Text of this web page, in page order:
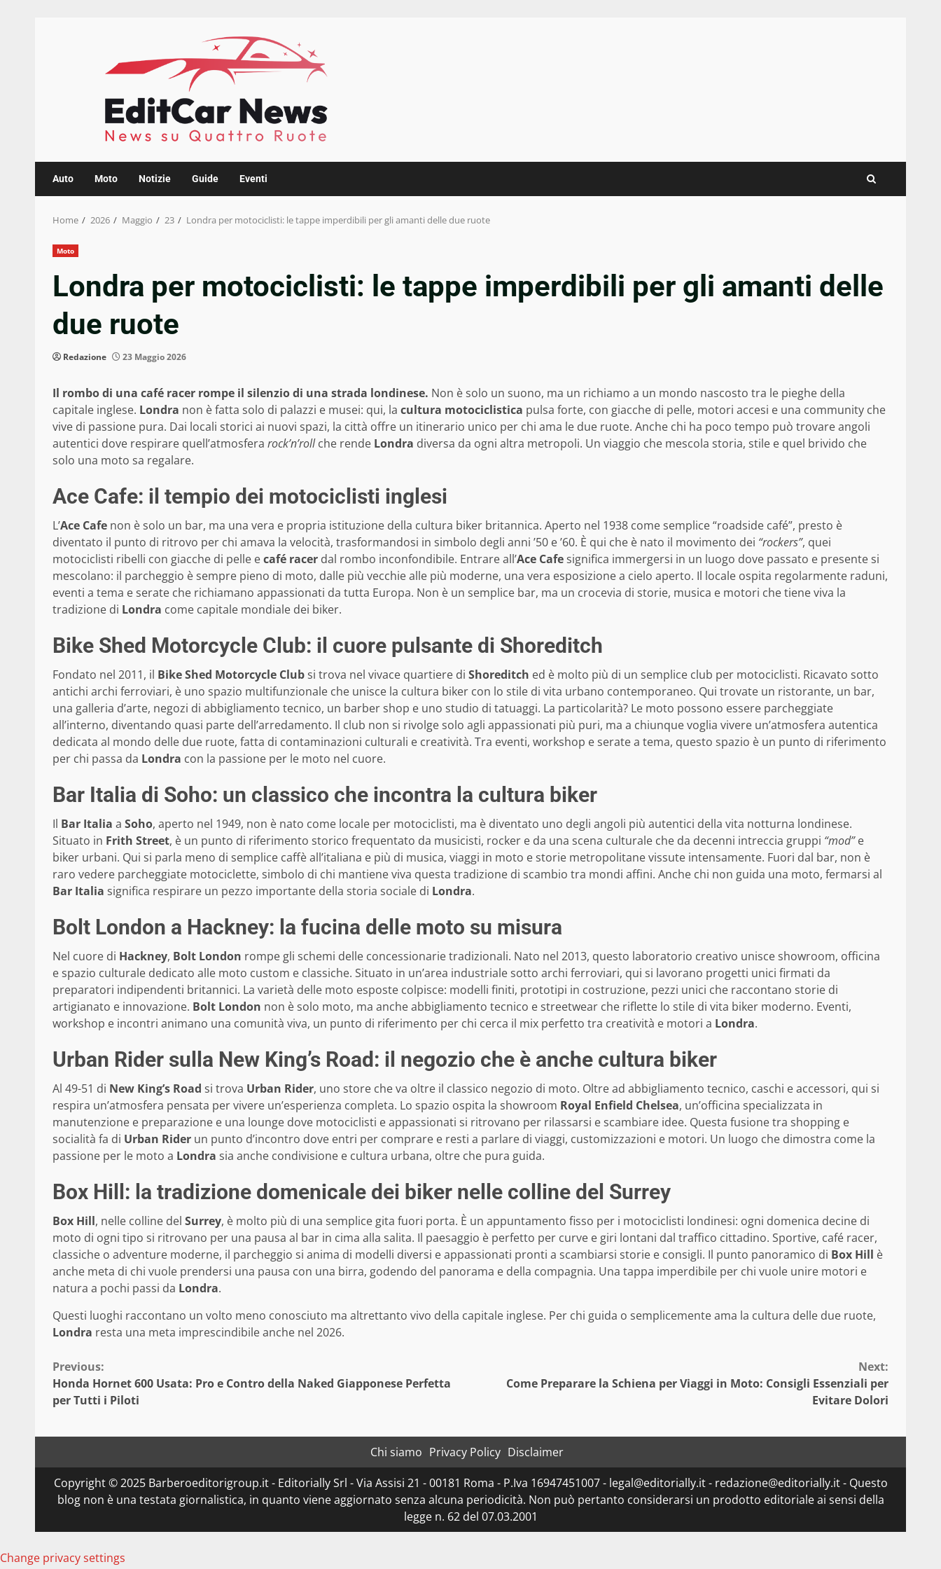
Auto Moto Notizie Guide Eventi
Home 2026 Maggio 23 Londra per motociclisti: le tappe imperdibili per gli amanti delle due ruote
Moto
Londra per motociclisti: le tappe imperdibili per gli amanti delle
due ruote
Redazione 23 Maggio 2026
Il rombo di una café racer rompe il silenzio di una strada londinese. Non è solo un suono, ma un richiamo a un mondo nascosto tra le pieghe della
capitale inglese. Londra non è fatta solo di palazzi e musei: qui, la cultura motociclistica pulsa forte, con giacche di pelle, motori accesi e una community che
vive di passione pura. Dai locali storici ai nuovi spazi, la città offre un itinerario unico per chi ama le due ruote. Anche chi ha poco tempo può trovare angoli
autentici dove respirare quell’atmosfera rock’n’rollche rende Londra diversa da ogni altra metropoli. Un viaggio che mescola storia, stile e quel brivido che
solo una moto sa regalare.
Ace Cafe: il tempio dei motociclisti inglesi
L’Ace Cafe non è solo un bar, ma una vera e propria istituzione della cultura biker britannica. Aperto nel 1938 come semplice “roadside café”, presto è
diventato il punto di ritrovo per chi amava la velocità, trasformandosi in simbolo degli anni ’50 e ’60. È qui che è nato il movimento dei “rockers”, quei
motociclisti ribelli con giacche di pelle ecafé racer dal rombo inconfondibile. Entrare all’Ace Cafesignifica immergersi in un luogo dove passato e presente si
mescolano: il parcheggio è sempre pieno di moto, dalle più vecchie alle più moderne, una vera esposizione a cielo aperto. Il locale ospita regolarmente raduni,
eventi a tema e serate che richiamano appassionati da tutta Europa. Non è un semplice bar, ma un crocevia di storie, musica e motori che tiene viva la
tradizione di Londra come capitale mondiale dei biker.
Bike Shed Motorcycle Club: il cuore pulsante di Shoreditch
Fondato nel 2011, il Bike Shed Motorcycle Clubsi trova nel vivace quartiere di Shoreditch ed è molto più di un semplice club per motociclisti. Ricavato sotto
antichi archi ferroviari, è uno spazio multifunzionale che unisce la cultura biker con lo stile di vita urbano contemporaneo. Qui trovate un ristorante, un bar,
una galleria d’arte, negozi di abbigliamento tecnico, un barber shop e uno studio di tatuaggi. La particolarità? Le moto possono essere parcheggiate
all’interno, diventando quasi parte dell’arredamento. Il club non si rivolge solo agli appassionati più puri, ma a chiunque voglia vivere un’atmosfera autentica
dedicata al mondo delle due ruote, fatta di contaminazioni culturali e creatività. Tra eventi, workshop e serate a tema, questo spazio è un punto di riferimento
per chi passa da Londra con la passione per le moto nel cuore.
Bar Italia di Soho: un classico che incontra la cultura biker
Il Bar Italia a Soho, aperto nel 1949, non è nato come locale per motociclisti, ma è diventato uno degli angoli più autentici della vita notturna londinese.
Situato in Frith Street, è un punto di riferimento storico frequentato da musicisti, rocker e da una scena culturale che da decenni intreccia gruppi “mod”e
biker urbani. Qui si parla meno di semplice caffè all’italiana e più di musica, viaggi in moto e storie metropolitane vissute intensamente. Fuori dal bar, non è
raro vedere parcheggiate motociclette, simbolo di chi mantiene viva questa tradizione di scambio tra mondi affini. Anche chi non guida una moto, fermarsi al
Bar Italia significa respirare un pezzo importante della storia sociale di Londra.
Bolt London a Hackney: la fucina delle moto su misura
Nel cuore di Hackney, Bolt London rompe gli schemi delle concessionarie tradizionali. Nato nel 2013, questo laboratorio creativo unisce showroom, officina
e spazio culturale dedicato alle moto custom e classiche. Situato in un’area industriale sotto archi ferroviari, qui si lavorano progetti unici firmati da
preparatori indipendenti britannici. La varietà delle moto esposte colpisce: modelli finiti, prototipi in costruzione, pezzi unici che raccontano storie di
artigianato e innovazione. Bolt London non è solo moto, ma anche abbigliamento tecnico e streetwear che riflette lo stile di vita biker moderno. Eventi,
workshop e incontri animano una comunità viva, un punto di riferimento per chi cerca il mix perfetto tra creatività e motori a Londra.
Urban Rider sulla New King’s Road: il negozio che è anche cultura biker
Al 49-51 di New King’s Road si trova Urban Rider, uno store che va oltre il classico negozio di moto. Oltre ad abbigliamento tecnico, caschi e accessori, qui si
respira un’atmosfera pensata per vivere un’esperienza completa. Lo spazio ospita la showroom Royal Enfield Chelsea, un’officina specializzata in
manutenzione e preparazione e una lounge dove motociclisti e appassionati si ritrovano per rilassarsi e scambiare idee. Questa fusione tra shopping e
socialità fa di Urban Rider un punto d’incontro dove entri per comprare e resti a parlare di viaggi, customizzazioni e motori. Un luogo che dimostra come la
passione per le moto a Londra sia anche condivisione e cultura urbana, oltre che pura guida.
Box Hill: la tradizione domenicale dei biker nelle colline del Surrey
Box Hill, nelle colline del Surrey, è molto più di una semplice gita fuori porta. È un appuntamento fisso per i motociclisti londinesi: ogni domenica decine di
moto di ogni tipo si ritrovano per una pausa al bar in cima alla salita. Il paesaggio è perfetto per curve e giri lontani dal traffico cittadino. Sportive, café racer,
classiche o adventure moderne, il parcheggio si anima di modelli diversi e appassionati pronti a scambiarsi storie e consigli. Il punto panoramico di Box Hill è
anche meta di chi vuole prendersi una pausa con una birra, godendo del panorama e della compagnia. Una tappa imperdibile per chi vuole unire motori e
natura a pochi passi da Londra.
Questi luoghi raccontano un volto meno conosciuto ma altrettanto vivo della capitale inglese. Per chi guida o semplicemente ama la cultura delle due ruote,
Londra resta una meta imprescindibile anche nel 2026.
Continue
Reading
Previous:
Honda Hornet 600 Usata: Pro e Contro della Naked Giapponese Perfetta
per Tutti i Piloti
Next:
Come Preparare la Schiena per Viaggi in Moto: Consigli Essenziali per
Evitare Dolori
Chi siamo Privacy Policy Disclaimer
Copyright © 2025 Barberoeditorigroup.it - Editorially Srl - Via Assisi 21 - 00181 Roma - P.Iva 16947451007 - legal@editorially.it - redazione@editorially.it - Questo
blog non è una testata giornalistica, in quanto viene aggiornato senza alcuna periodicità. Non può pertanto considerarsi un prodotto editoriale ai sensi della
legge n. 62 del 07.03.2001
Change privacy settings